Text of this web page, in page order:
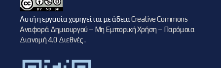
Αυτή η εργασία χορηγείται με άδειαCreative Commons
Αναφορά Δημιουργού – Μη Εμπορική Χρήση – Παρόμοια
Διανομή 4.0 Διεθνές.